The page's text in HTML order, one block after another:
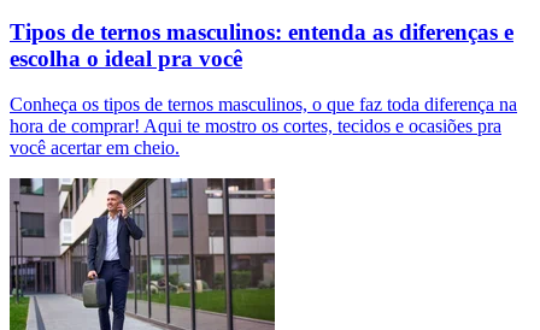
Tipos de ternos masculinos: entenda as diferenças e
escolha o ideal pra você
Conheça os tipos de ternos masculinos, o que faz toda diferença na
hora de comprar! Aqui te mostro os cortes, tecidos e ocasiões pra
você acertar em cheio.